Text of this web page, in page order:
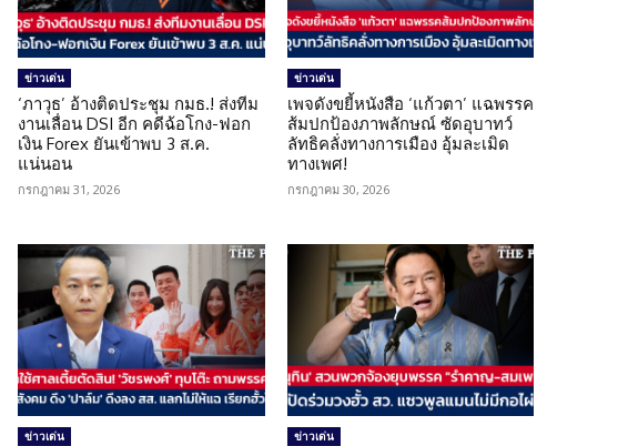
ข่าวเด่น
‘ภาวุธ’ อ้างติดประชุม กมธ.! ส่งทีม
งานเลื่อน DSI อีก คดีฉ้อโกง-ฟอก
เงิน Forex ยันเข้าพบ 3 ส.ค.
แน่นอน
กรกฎาคม 31, 2026
ข่าวเด่น
เพจดังขยี้หนังสือ ‘แก้วตา’ แฉพรรค
ส้มปกป้องภาพลักษณ์ ซัดอุบาทว์
ลัทธิคลั่งทางการเมือง อุ้มละเมิด
ทางเพศ!
กรกฎาคม 30, 2026
ข่าวเด่น ข่าวเด่น